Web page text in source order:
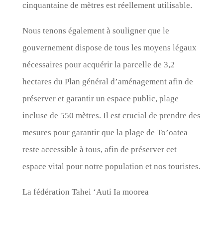
cinquantaine de mètres est réellement utilisable.
Nous tenons également à souligner que le
gouvernement dispose de tous les moyens légaux
nécessaires pour acquérir la parcelle de 3,2
hectares du Plan général d’aménagement afin de
préserver et garantir un espace public, plage
incluse de 550 mètres. Il est crucial de prendre des
mesures pour garantir que la plage de To’oatea
reste accessible à tous, afin de préserver cet
espace vital pour notre population et nos touristes.
La fédération Tahei ‘Auti Ia moorea